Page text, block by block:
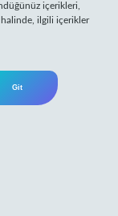
içerikleri,
ilgili içerikler